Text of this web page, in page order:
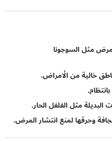
السوجونا
من الأمراض.
مثل الفلفل الحار.
لمنع انتشار المرض.